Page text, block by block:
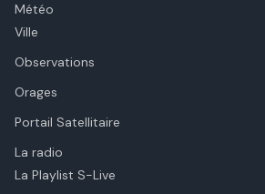
Météo
Ville
Observations
Orages
Portail Satellitaire
La radio
La Playlist S-Live